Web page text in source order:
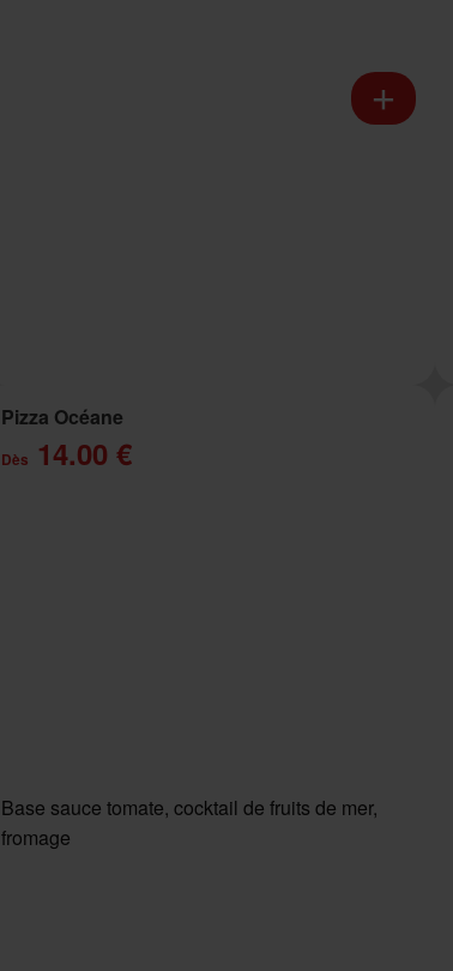
Pizza Océane
Dès 14.00 €
Base sauce tomate, cocktail de fruits de mer,
fromage